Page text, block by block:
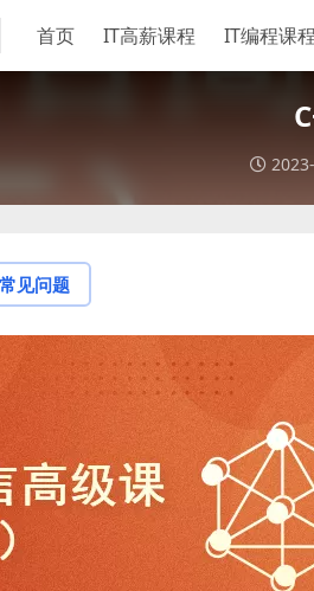
首页 IT高薪课程 IT编程课程
常见问题